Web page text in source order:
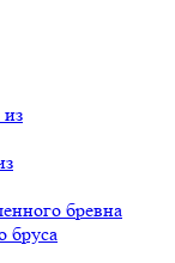
бревна
бруса